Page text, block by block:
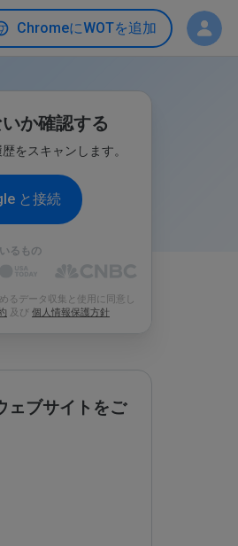
ChromeにWOTを追加
か確認する
をスキャンします。
と接続
るもの
るデータ収集と使用に同意し
及び 個人情報保護方針
ェブサイトをご